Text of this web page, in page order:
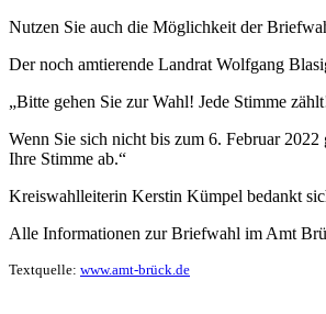
Nutzen Sie auch die Möglichkeit der
Der noch amtierende Landrat Wolfgang
„Bitte gehen Sie zur Wahl! Jede Stimme
Wenn Sie sich nicht bis zum 6. Februar
Ihre Stimme ab.“
Kreiswahlleiterin Kerstin Kümpel bedankt
Alle Informationen zur Briefwahl im Amt
Textquelle: www.amt-brück.de